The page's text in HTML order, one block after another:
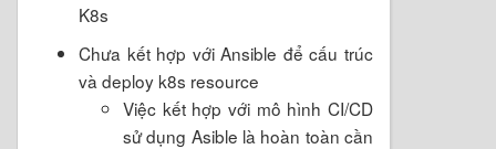
K8s
Chưa kết hợp với Ansible để cấu trúc
và deploy k8s resource
Việc kết hợp với mô hình CI/CD
sử dụng Asible là hoàn toàn cần